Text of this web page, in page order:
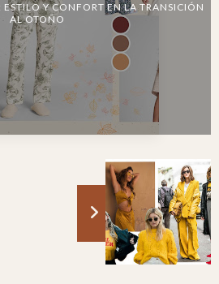
Y CONFORT EN LA TRANSICIÓN
AL OTOÑO